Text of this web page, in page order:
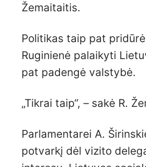
Žemaitaitis.
Politikas taip pat
Ruginienė palaikyti
pat padengė valstybė.
„Tikrai taip“, – sakė R.
Parlamentarei A.
potvarkį dėl vizito